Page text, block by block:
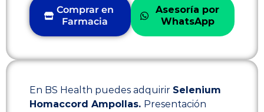
Comprar en
Farmacia
Asesoría por
WhatsApp
En BS Health puedes adquirir Selenium
Homaccord Ampollas. Presentación